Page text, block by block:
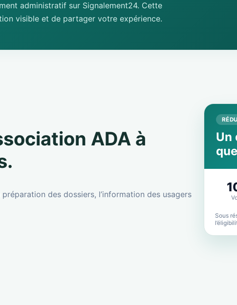
administratif sur Signalement24. Cette
visible et de partager votre expérience.
ADA à
des dossiers, l’information des usagers
Un
Sous